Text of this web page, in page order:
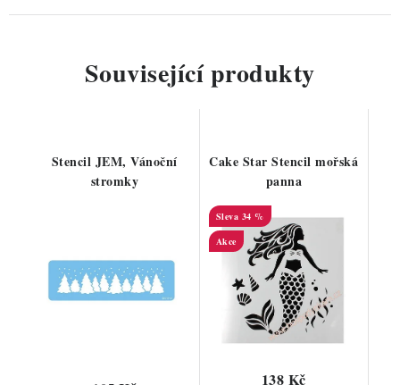
Související produkty
Stencil JEM, Vánoční
stromky
Cake Star Stencil mořská
panna
34 %
Akce
138 Kč